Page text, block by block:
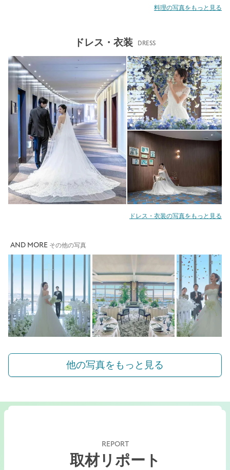
料理の写真をもっと見る
ドレス・衣装 DRESS
ドレス・衣装の写真をもっと見る
AND MORE その他の写真
他の写真をもっと見る
REPORT
取材リポート